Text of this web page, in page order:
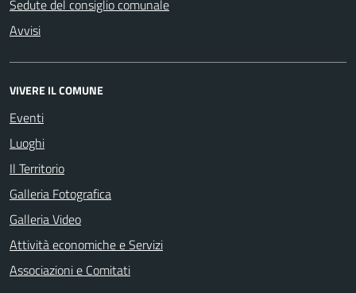
Sedute del consiglio comunale
Avvisi
VIVERE IL COMUNE
Eventi
Luoghi
Il Territorio
Galleria Fotografica
Galleria Video
Attività economiche e Servizi
Associazioni e Comitati